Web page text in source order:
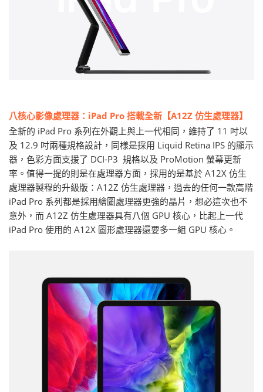
八核心影像處理器：iPad Pro 搭載全新【A12Z 仿生處理器】
全新的 iPad Pro 系列在外觀上與上一代相同，維持了 11 吋以
及 12.9 吋兩種規格設計，同樣是採用 Liquid Retina IPS 的顯示
器，色彩方面支援了 DCI-P3 規格以及 ProMotion 螢幕更新
率。值得一提的則是在處理器方面，採用的是基於 A12X 仿生
處理器製程的升級版：A12Z 仿生處理器，過去的任何一款高階
iPad Pro 系列都是採用繪圖處理器更強的晶片，想必這次也不
意外，而 A12Z 仿生處理器具有八個 GPU 核心，比起上一代
iPad Pro 使用的 A12X 圖形處理器還要多一組 GPU 核心。